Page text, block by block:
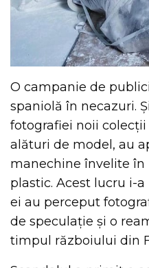
O campanie de
spaniolă în necazuri.
fotografiei noii colecții
alături de model, au
manechine învelite
plastic. Acest lucru i-
ei au perceput
de speculație și o
timpul războiului din